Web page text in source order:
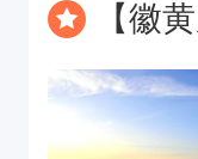
【徽黄